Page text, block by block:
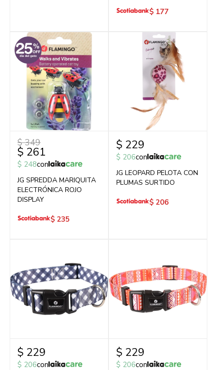
$ 177
$ 261
$ 349
$ 248con
JG SPREDDA MARIQUITA
ELECTRÓNICA ROJO
DISPLAY
$ 235
$ 229
$ 206con
JG LEOPARD PELOTA CON
PLUMAS SURTIDO
$ 206
$ 229
$ 206con
$ 229
$ 206con